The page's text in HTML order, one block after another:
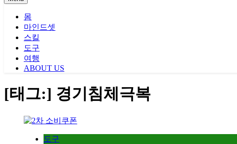
몸
마인드셋
스킬
도구
여행
ABOUT US
[태그:] 경기침체극복
도구